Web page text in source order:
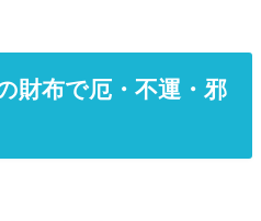
財布で厄・不運・邪